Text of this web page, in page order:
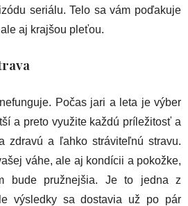
seriálu. Telo sa vám poďakuje
aj krajšou pleťou.
Počas jari a leta je výber
a preto využite každú príležitosť a
zdravú a ľahko stráviteľnú stravu.
váhe, ale aj kondícii a pokožke,
bude pružnejšia. Je to jedna z
výsledky sa dostavia už po pár